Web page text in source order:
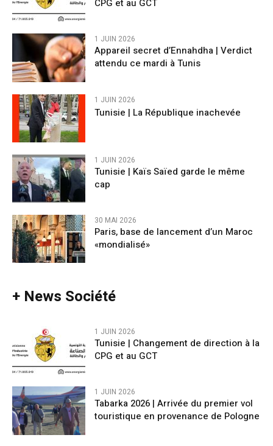
CPG et au GCT
1 JUIN 2026
Appareil secret d’Ennahdha | Verdict
attendu ce mardi à Tunis
1 JUIN 2026
Tunisie | La République inachevée
1 JUIN 2026
Tunisie | Kaïs Saïed garde le même
cap
30 MAI 2026
Paris, base de lancement d’un Maroc
«mondialisé»
+ News Société
1 JUIN 2026
Tunisie | Changement de direction à la
CPG et au GCT
1 JUIN 2026
Tabarka 2026 | Arrivée du premier vol
touristique en provenance de Pologne